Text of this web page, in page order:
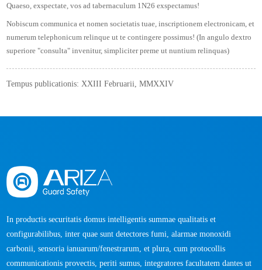
Quaeso, exspectate, vos ad tabernaculum 1N26 exspectamus!
Nobiscum communica et nomen societatis tuae, inscriptionem electronicam, et
numerum telephonicum relinque ut te contingere possimus! (In angulo dextro
superiore "consulta" invenitur, simpliciter preme ut nuntium relinquas)
Tempus publicationis: XXIII Februarii, MMXXIV
In productis securitatis domus intelligentis summae qualitatis et
configurabilibus, inter quae sunt detectores fumi, alarmae ​​monoxidi
carbonii, sensoria ianuarum/fenestrarum, et plura, cum protocollis
communicationis provectis, periti sumus, integratores facultatem dantes ut